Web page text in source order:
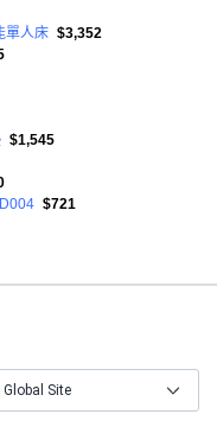
單人床 $3,352
$1,545
$721
Global Site